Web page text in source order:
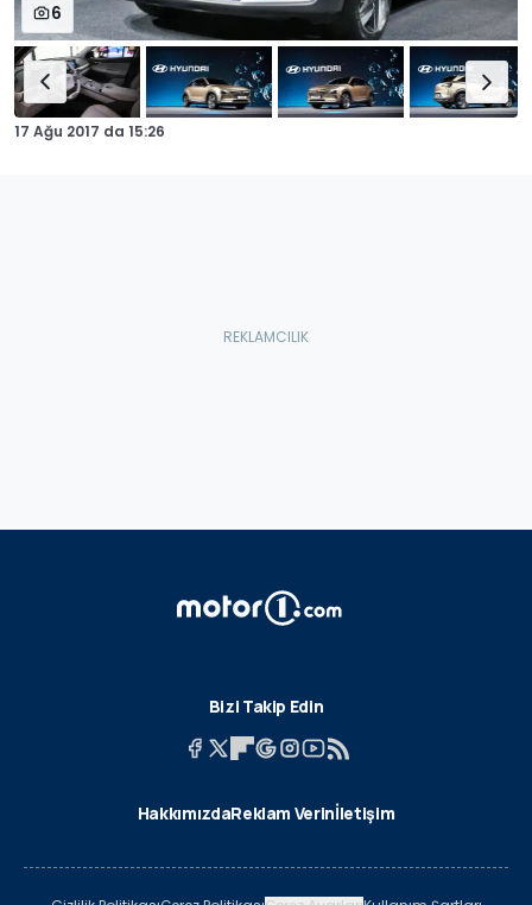
6
17 Ağu 2017 da 15:26
Bizi Takip Edin
HakkımızdaReklam Verinİletişim